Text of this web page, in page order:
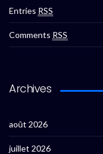
Entries RSS
Comments RSS
Archives
août 2026
juillet 2026